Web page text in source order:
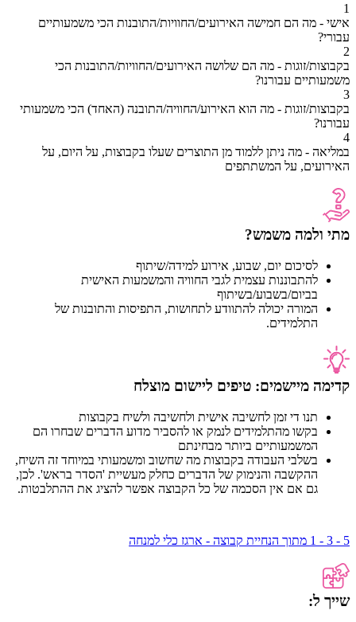
1
אישי - מה הם חמישה האירועים/החוויות/התובנות הכי משמעותיים
עבורי?
2
בקבוצות/זוגות - מה הם שלושה האירועים/החוויות/התובנות הכי
משמעותיים עבורנו?
3
בקבוצות/זוגות - מה הוא האירוע/החוויה/התובנה (האחד) הכי משמעותי
עבורנו?
4
במליאה - מה ניתן ללמוד מן התוצרים שעלו בקבוצות, על היום, על
האירועים, על המשתתפים
מתי ולמה משמש?
לסיכום יום, שבוע, אירוע למידה/שיתוף
להתבוננות עצמית לגבי החוויה והמשמעות האישית
בביום/בשבוע/בשיתוף
המורה יכולה להתוודע לתחושות, התפיסות והתובנות של
התלמידים.
קדימה מיישמים: טיפים ליישום מוצלח
תנו די זמן לחשיבה אישית ולחשיבה ולשיח בקבוצות
בקשו מהתלמידים לנמק או להסביר מדוע הדברים שבחרו הם
המשמעותיים ביותר מבחינתם
בשלבי העבודה בקבוצות מה שחשוב ומשמעותי במיוחד זה השיח,
ההקשבה והנימוק של הדברים כחלק מעשיית 'הסדר בראש'. לכן,
גם אם אין הסכמה של כל הקבוצה אפשר להציג את ההתלבטות.
5 - 3 - 1 מתוך הנחיית קבוצה - ארגז כלי למנחה
שייך ל: